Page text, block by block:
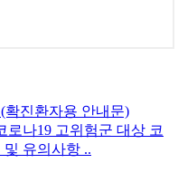
확진환자용 안내문)
로나19 고위험군 대상 코
및 유의사항 ..